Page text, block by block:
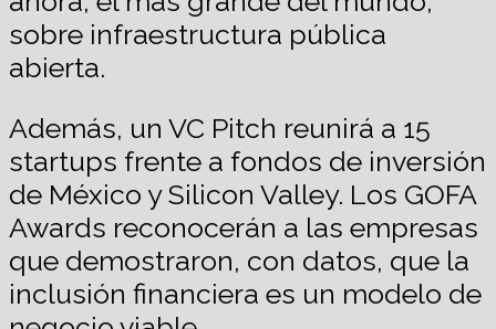
sobre infraestructura pública
abierta.
Además, un VC Pitch reunirá a 15
startups frente a fondos de inversión
de México y Silicon Valley. Los GOFA
Awards reconocerán a las empresas
que demostraron, con datos, que la
inclusión financiera es un modelo de